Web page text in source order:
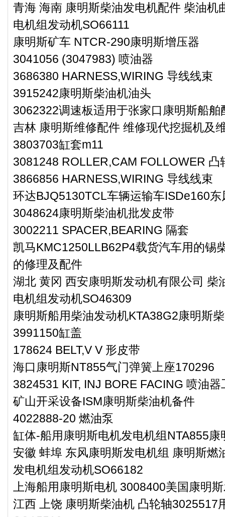
青海 海南 康明斯柴油发电机配件 柴油机
电机组发动机SO66111
康明斯矿车 NTCR-290康明斯增压器
3041056 (3047983) 喷油器
3686380 HARNESS,WIRING 导线线束
3915242康明斯柴油机油头
3062322调速板适用于张家口康明斯船舶
吉林 康明斯维修配件 维修现代挖掘机及
3803703缸套m11
3081248 ROLLER,CAM FOLLOWER 凸
3866856 HARNESS,WIRING 导线线束
环达BJQ5130TCL车辆运输车ISDe160
3048624康明斯柴油机批发皮带
3002211 SPACER,BEARING 隔套
凯马KMC1250LLB62P4载货汽车用的锡
的修理及配件
湖北 黄冈 西安康明斯发动机有限公司 柴
电机组发动机SO46309
康明斯船用柴油发动机KTA38G2康明斯
3991150缸盖
178624 BELT,V V 形皮带
海口康明斯NT855气门弹簧上座170296
3824531 KIT, INJ BORE FACING 喷油器
矿山开采设备ISM康明斯柴油机备件
4022888-20 燃油泵
缸体-船用康明斯电机发电机组NTA855康
安徽 蚌埠 东风康明斯发电机组 康明斯燃
发电机组发动机SO66182
上海船用康明斯电机 3008400美国康明
江西 上饶 康明斯柴油机 凸轮轴3025517